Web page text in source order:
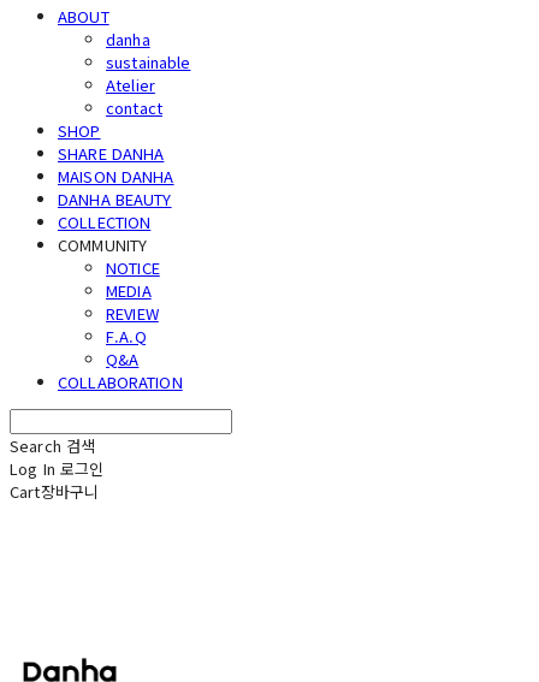
ABOUT
danha
sustainable
Atelier
contact
SHOP
SHARE DANHA
MAISON DANHA
DANHA BEAUTY
COLLECTION
COMMUNITY
NOTICE
MEDIA
REVIEW
F.A.Q
Q&A
COLLABORATION
Search 검색
Log In 로그인
Cart장바구니